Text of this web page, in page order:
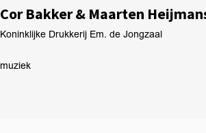
Cor Bakker & Maarten
Koninklijke Drukkerij Em. de Jongzaal
muziek